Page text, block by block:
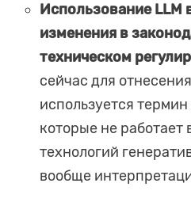
Использование LLM
изменения в
техническом
сейчас для
используется
которые не работает
технологий
вообще